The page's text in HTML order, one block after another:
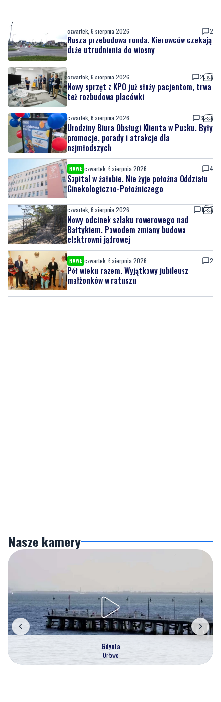
czwartek, 6 sierpnia 2026 2
Rusza przebudowa ronda. Kierowców czekają
duże utrudnienia do wiosny
czwartek, 6 sierpnia 2026 2
Nowy sprzęt z KPO już służy pacjentom, trwa
też rozbudowa placówki
czwartek, 6 sierpnia 2026 3
Urodziny Biura Obsługi Klienta w Pucku. Były
promocje, porady i atrakcje dla
najmłodszych
NOWE czwartek, 6 sierpnia 2026 4
Szpital w żałobie. Nie żyje położna Oddziału
Ginekologiczno-Położniczego
czwartek, 6 sierpnia 2026 1
Nowy odcinek szlaku rowerowego nad
Bałtykiem. Powodem zmiany budowa
elektrowni jądrowej
NOWE czwartek, 6 sierpnia 2026 2
Pół wieku razem. Wyjątkowy jubileusz
małżonków w ratuszu
Nasze kamery
Gdynia
Orłowo